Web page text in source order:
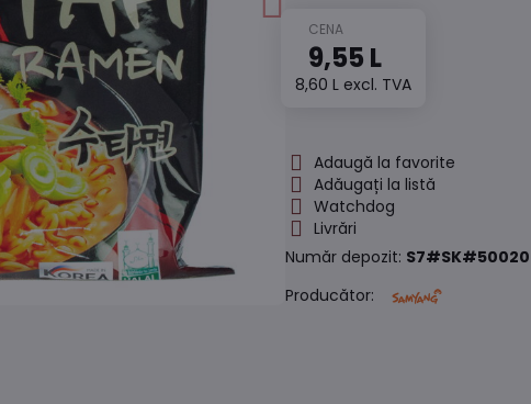
9,55 L
8,60 L excl. TVA
Adaugă la favorite
Adăugați la listă
Watchdog
Livrări
Număr depozit:
Producător: